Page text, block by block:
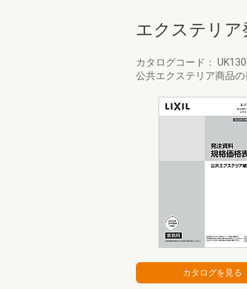
エクステリア
カタログコード：
公共エクステリア商品